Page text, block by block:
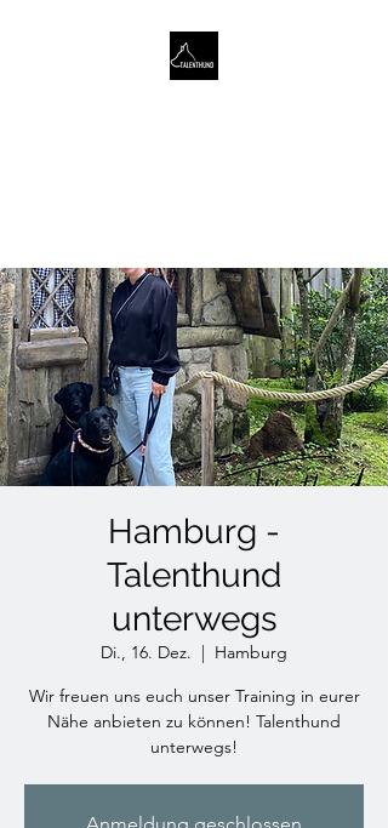
Hamburg -
Talenthund
unterwegs
Di., 16. Dez.
  |
Hamburg
Wir freuen uns euch unser Training in eurer
Nähe anbieten zu können! Talenthund
unterwegs!